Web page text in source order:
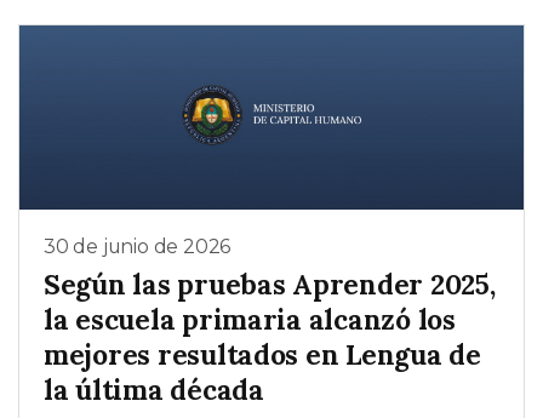
30 de junio de 2026
Según las pruebas Aprender 2025,
la escuela primaria alcanzó los
mejores resultados en Lengua de
la última década